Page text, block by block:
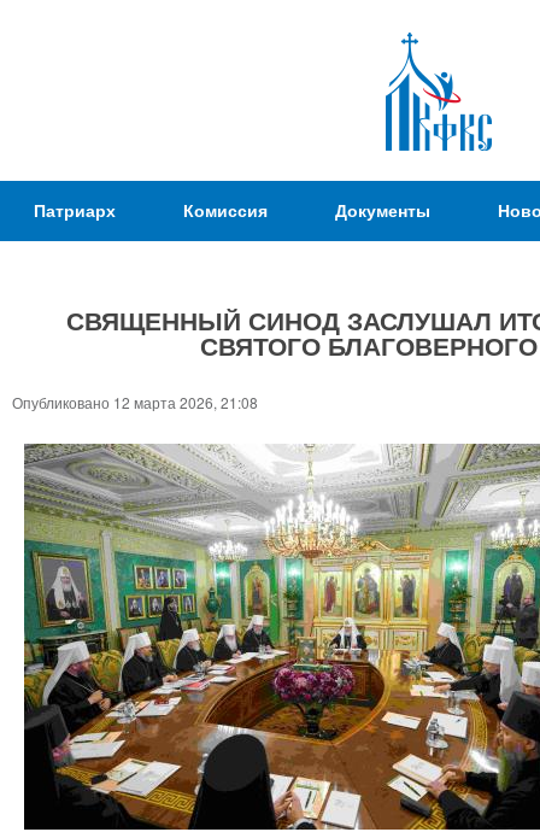
Патриаршая
Комиссия
вопросам
физической
спорта
Патриарх Комиссия Документы
здесь
СВЯЩЕННЫЙ СИНОД ЗАСЛУШАЛ
СВЯТОГО
Опубликовано 12 марта 2026, 21:08